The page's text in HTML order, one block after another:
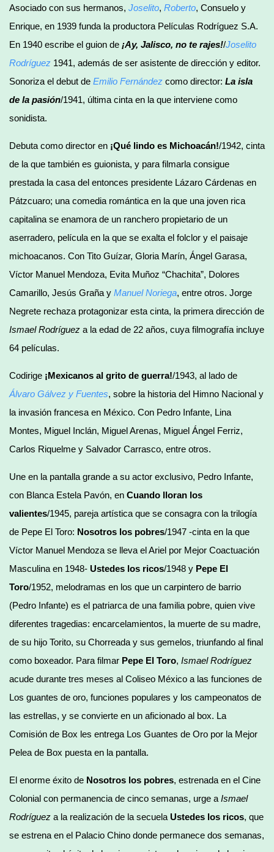
Asociado con sus hermanos, Joselito, Roberto, Consuelo y
Enrique, en 1939 funda la productora Películas Rodríguez S.A.
En 1940 escribe el guion de ¡Ay, Jalisco, no te rajes!/Joselito
Rodríguez 1941, además de ser asistente de dirección y editor.
Sonoriza el debut de Emilio Fernández como director: La isla
de la pasión/1941, última cinta en la que interviene como
sonidista.
Debuta como director en ¡Qué lindo es Michoacán!/1942, cinta
de la que también es guionista, y para filmarla consigue
prestada la casa del entonces presidente Lázaro Cárdenas en
Pátzcuaro; una comedia romántica en la que una joven rica
capitalina se enamora de un ranchero propietario de un
aserradero, película en la que se exalta el folclor y el paisaje
michoacanos. Con Tito Guízar, Gloria Marín, Ángel Garasa,
Víctor Manuel Mendoza, Evita Muñoz “Chachita”, Dolores
Camarillo, Jesús Graña y Manuel Noriega, entre otros. Jorge
Negrete rechaza protagonizar esta cinta, la primera dirección de
Ismael Rodríguez a la edad de 22 años, cuya filmografía incluye
64 películas.
Codirige ¡Mexicanos al grito de guerra!/1943, al lado de
Álvaro Gálvez y Fuentes, sobre la historia del Himno Nacional y
la invasión francesa en México. Con Pedro Infante, Lina
Montes, Miguel Inclán, Miguel Arenas, Miguel Ángel Ferriz,
Carlos Riquelme y Salvador Carrasco, entre otros.
Une en la pantalla grande a su actor exclusivo, Pedro Infante,
con Blanca Estela Pavón, en Cuando lloran los
valientes/1945, pareja artística que se consagra con la trilogía
de Pepe El Toro: Nosotros los pobres/1947 -cinta en la que
Víctor Manuel Mendoza se lleva el Ariel por Mejor Coactuación
Masculina en 1948- Ustedes los ricos/1948 y Pepe El
Toro/1952, melodramas en los que un carpintero de barrio
(Pedro Infante) es el patriarca de una familia pobre, quien vive
diferentes tragedias: encarcelamientos, la muerte de su madre,
de su hijo Torito, su Chorreada y sus gemelos, triunfando al final
como boxeador. Para filmar Pepe El Toro, Ismael Rodríguez
acude durante tres meses al Coliseo México a las funciones de
Los guantes de oro, funciones populares y los campeonatos de
las estrellas, y se convierte en un aficionado al box. La
Comisión de Box les entrega Los Guantes de Oro por la Mejor
Pelea de Box puesta en la pantalla.
El enorme éxito de Nosotros los pobres, estrenada en el Cine
Colonial con permanencia de cinco semanas, urge a Ismael
Rodríguez a la realización de la secuela Ustedes los ricos, que
se estrena en el Palacio Chino donde permanece dos semanas,